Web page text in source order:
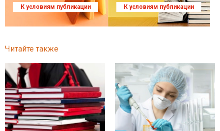
К условиям публикации К условиям публикации
Читайте также